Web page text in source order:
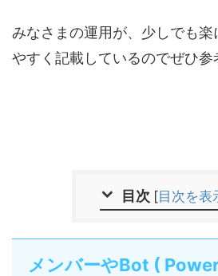
みなさまの運用が、少しでも楽
やすく記載しているのでぜひ参
目次 [目次を表
メンバーやBot (